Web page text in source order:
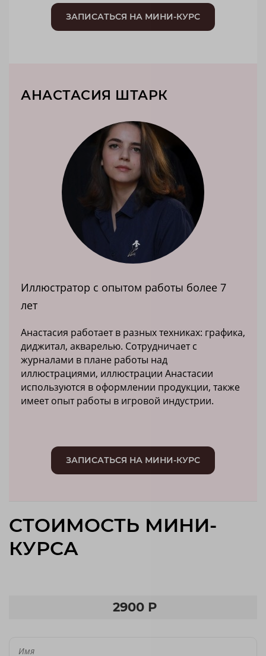
ЗАПИСАТЬСЯ НА МИНИ-КУРС
АНАСТАСИЯ ШТАРК
Иллюстратор с опытом работы более 7
лет
Анастасия работает в разных техниках: графика,
диджитал, акварелью. Сотрудничает с
журналами в плане работы над
иллюстрациями, иллюстрации Анастасии
используются в оформлении продукции, также
имеет опыт работы в игровой индустрии.
ЗАПИСАТЬСЯ НА МИНИ-КУРС
СТОИМОСТЬ МИНИ-
КУРСА
2900 Р